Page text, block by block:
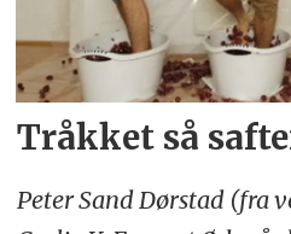
Tråkket så
Peter Sand Dørstad (fra